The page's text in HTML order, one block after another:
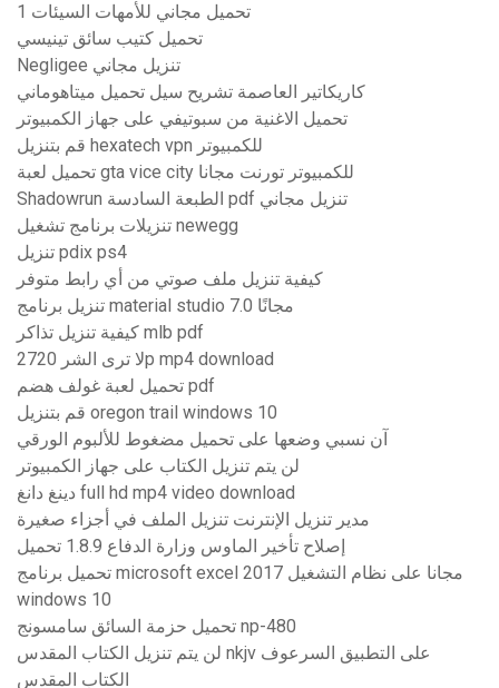
تحميل مجاني للأمهات السيئات 1
تحميل كتيب سائق تينيسي
Negligee تنزيل مجاني
كاريكاتير العاصمة تشريح سيل تحميل ميتاهوماني
تحميل الاغنية من سبوتيفي على جهاز الكمبيوتر
قم بتنزيل hexatech vpn للكمبيوتر
تحميل لعبة gta vice city للكمبيوتر تورنت مجانا
Shadowrun الطبعة السادسة pdf تنزيل مجاني
تنزيلات برنامج تشغيل newegg
تنزيل pdix ps4
كيفية تنزيل ملف صوتي من أي رابط متوفر
تنزيل برنامج material studio 7.0 مجانًا
كيفية تنزيل تذاكر mlb pdf
لا ترى الشر 2720p mp4 download
تحميل لعبة غولف هضم pdf
قم بتنزيل oregon trail windows 10
آن نسبي وضعها على تحميل مضغوط للألبوم الورقي
لن يتم تنزيل الكتاب على جهاز الكمبيوتر
دينغ دانغ full hd mp4 video download
مدير تنزيل الإنترنت تنزيل الملف في أجزاء صغيرة
إصلاح تأخير الماوس وزارة الدفاع 1.8.9 تحميل
تحميل برنامج microsoft excel 2017 مجانا على نظام التشغيل
windows 10
تحميل حزمة السائق سامسونج np-480
لن يتم تنزيل الكتاب المقدس nkjv على التطبيق السرعوف
الكتاب المقدس